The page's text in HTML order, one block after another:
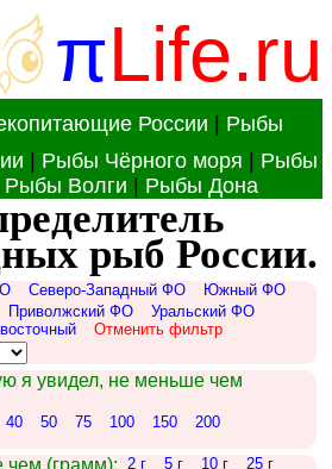
πLife.ru
России
Рыбы
Рыбы Чёрного моря
Рыбы
Рыбы Волги Рыбы Дона
рыб России.
Северо-Западный ФО
Южный ФО
Приволжский ФО
Уральский ФО
Отменить фильтр
я увидел, не меньше чем
40 50 75 100 150
200
(грамм): 2 г 5 г 10 г
25 г